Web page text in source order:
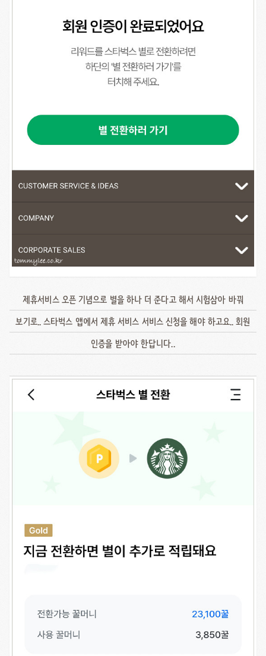
제휴서비스 오픈 기념으로 별을 하나 더 준다고 해서 시험삼아 바꿔
보기로.. 스타벅스 앱에서 제휴 서비스 서비스 신청을 해야 하고요.. 회원
인증을 받아야 한답니다..